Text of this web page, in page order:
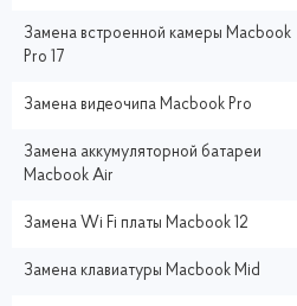
Замена встроенной камеры Macbook
Pro 17
Замена видеочипа Macbook Pro
Замена аккумуляторной батареи
Macbook Air
Замена Wi Fi платы Macbook 12
Замена клавиатуры Macbook Mid